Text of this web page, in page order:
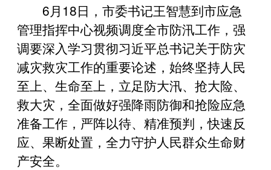
6月18日，市委书记王智慧到市应急
管理指挥中心视频调度全市防汛工作，强
调要深入学习贯彻习近平总书记关于防灾
减灾救灾工作的重要论述，始终坚持人民
至上、生命至上，立足防大汛、抢大险、
救大灾，全面做好强降雨防御和抢险应急
准备工作，严阵以待、精准预判，快速反
应、果断处置，全力守护人民群众生命财
产安全。